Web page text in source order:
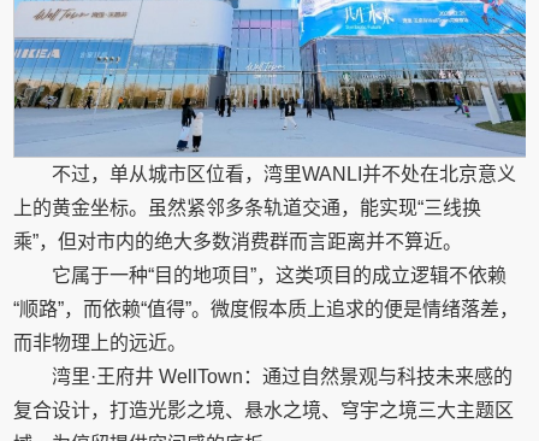
不过，单从城市区位看，湾里WANLI并不处在北京意义
上的黄金坐标。虽然紧邻多条轨道交通，能实现“三线换
乘”，但对市内的绝大多数消费群而言距离并不算近。
它属于一种“目的地项目”，这类项目的成立逻辑不依赖
“顺路”，而依赖“值得”。微度假本质上追求的便是情绪落差，
而非物理上的远近。
湾里·王府井 WellTown：通过自然景观与科技未来感的
复合设计，打造光影之境、悬水之境、穹宇之境三大主题区